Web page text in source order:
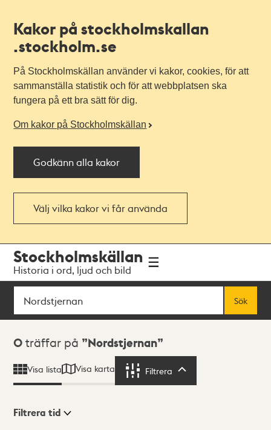
Kakor på stockholmskallan
.stockholm.se
På Stockholmskällan använder vi kakor, cookies, för att
sammanställa statistik och för att webbplatsen ska
fungera på ett bra sätt för dig.
Om kakor på Stockholmskällan
Godkänn alla kakor
Välj vilka kakor vi får använda
navigationen
huvudinnehållet
Stockholmskällan
Historia i ord, ljud och bild
Sök
Sök
Sökresultat
0 träffar på Nordstjernan
Visa lista Visa karta Filtrera
Filtrera tid